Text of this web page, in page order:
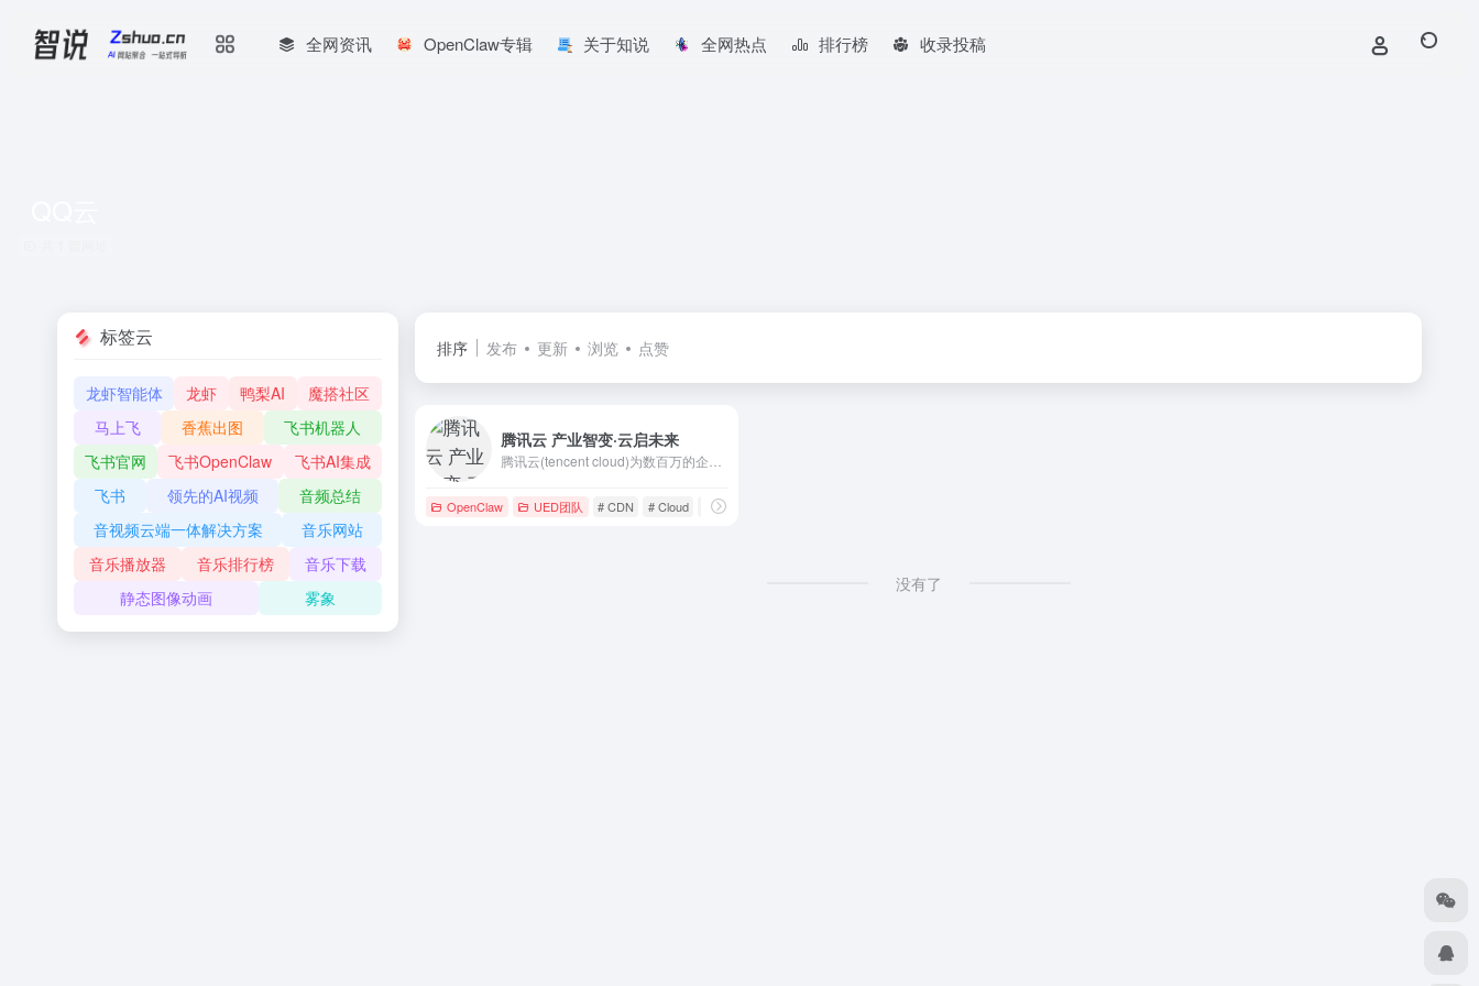
全网资讯 OpenClaw专辑 关于知说 全网热点 排行榜 收录投稿
排序 发布 更新 浏览 点赞
腾讯云 产业智变·云启未来
OpenClaw UED团队 # CDN # Cloud # QQ云
没有了
标签云
龙虾智能体 龙虾 鸭梨AI
魔搭社区
马上飞
香蕉出图
飞书机器人
飞书官网
飞书OpenClaw
飞书AI集成
飞书
领先的AI视频
音频总结
音视频云端一体解决方案
音乐网站
音乐播放器
音乐排行榜
音乐下载
静态图像动画
雾象